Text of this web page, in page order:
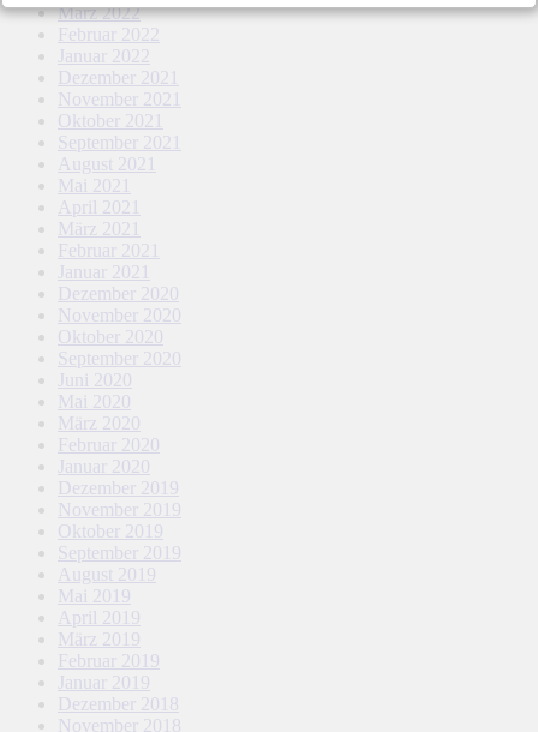
März 2022
Februar 2022
Januar 2022
Dezember 2021
November 2021
Oktober 2021
September 2021
August 2021
Mai 2021
April 2021
März 2021
Februar 2021
Januar 2021
Dezember 2020
November 2020
Oktober 2020
September 2020
Juni 2020
Mai 2020
März 2020
Februar 2020
Januar 2020
Dezember 2019
November 2019
Oktober 2019
September 2019
August 2019
Mai 2019
April 2019
März 2019
Februar 2019
Januar 2019
Dezember 2018
November 2018